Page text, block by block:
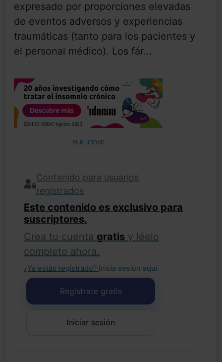
expresado por proporciones elevadas
de eventos adversos y experiencias
traumáticas (tanto para los pacientes y
el personal médico). Los fár...
PUBLICIDAD
Contenido para usuarios
registrados
Este contenido es exclusivo para
suscriptores.
Crea tu cuenta gratis y léelo
completo ahora.
¿Ya estás registrado? Inicia sesión aquí .
Regístrate gratis
Iniciar sesión